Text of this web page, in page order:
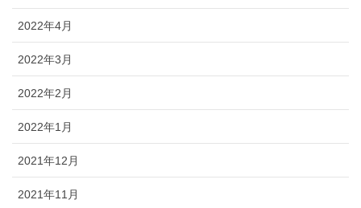
2022年4月
2022年3月
2022年2月
2022年1月
2021年12月
2021年11月